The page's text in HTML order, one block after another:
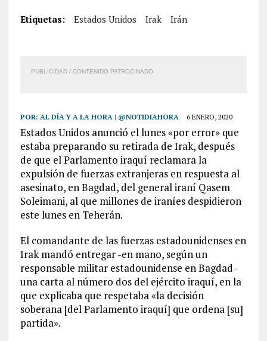
Etiquetas: Estados Unidos Irak Irán
PUBLICIDAD / CONTENIDO PATROCINADO
POR: AL DÍA Y A LA HORA | @NOTIDIAHORA 6 ENERO, 2020
Estados Unidos anunció el lunes «por error» que
estaba preparando su retirada de Irak, después
de que el Parlamento iraquí reclamara la
expulsión de fuerzas extranjeras en respuesta al
asesinato, en Bagdad, del general iraní Qasem
Soleimani, al que millones de iraníes despidieron
este lunes en Teherán.
El comandante de las fuerzas estadounidenses en
Irak mandó entregar -en mano, según un
responsable militar estadounidense en Bagdad-
una carta al número dos del ejército iraquí, en la
que explicaba que respetaba «la decisión
soberana [del Parlamento iraquí] que ordena [su]
partida».